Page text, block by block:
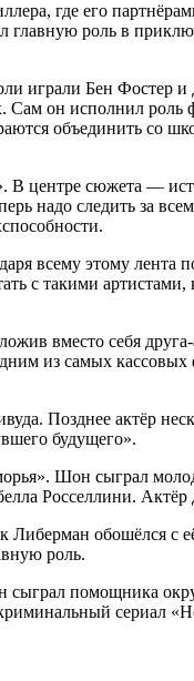
где его
роль в
играли Бен Фостер
он исполнил роль
объединить со
центре сюжета —
надо следить за
всему этому
с такими
вместо себя
из самых
Позднее актёр
будущего».
Шон сыграл
Росселлини.
обошёлся
роль.
помощника
сериал